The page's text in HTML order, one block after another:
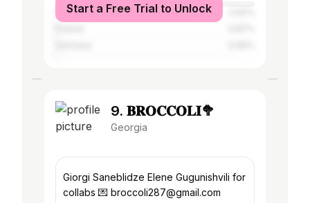
Greece
Start a Free Trial to Unlock
9. 𝐁𝐑𝐎𝐂𝐂𝐎𝐋𝐈🥦
Georgia
Giorgi Saneblidze Elene Gugunishvili for
collabs 💌 broccoli287@gmail.com